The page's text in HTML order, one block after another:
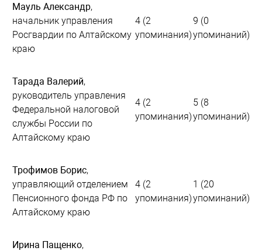
Мауль Александр,
начальник управления
Росгвардии по Алтайскому
краю
4 (2
упоминания)
9 (0
упоминаний)
Тарада Валерий,
руководитель управления
Федеральной налоговой
службы России по
Алтайскому краю
4 (2
упоминания)
5 (8
упоминаний)
Трофимов Борис,
управляющий отделением
Пенсионного фонда РФ по
Алтайскому краю
4 (2
упоминания)
1 (20
упоминаний)
Ирина Пащенко,